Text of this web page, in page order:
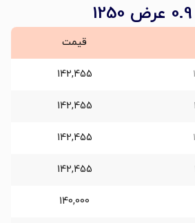
قیمت
142,455
142,455
142,455
142,455
140,000